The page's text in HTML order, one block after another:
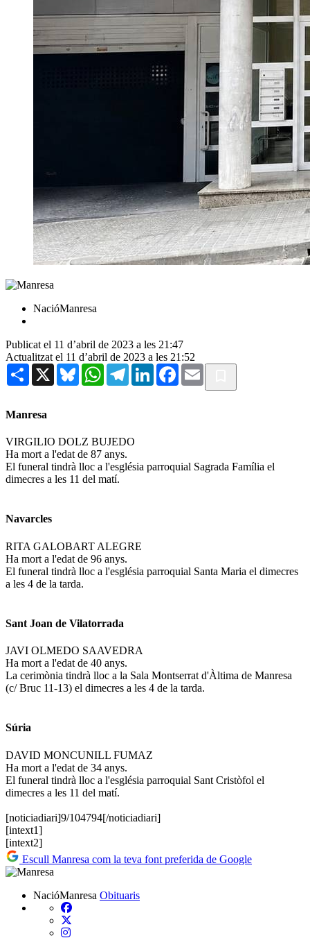
NacióManresa
Publicat el 11 d’abril de 2023 a les 21:47
Actualitzat el 11 d’abril de 2023 a les 21:52
Share X BlueskyWhatsAppTelegramLinkedInFacebook
Email
Manresa
VIRGILIO DOLZ BUJEDO
Ha mort a l'edat de 87 anys.
El funeral tindrà lloc a l'església parroquial Sagrada Família el
dimecres a les 11 del matí.
Navarcles
RITA GALOBART ALEGRE
Ha mort a l'edat de 96 anys.
El funeral tindrà lloc a l'església parroquial Santa Maria el dimecres
a les 4 de la tarda.
Sant Joan de Vilatorrada
JAVI OLMEDO SAAVEDRA
Ha mort a l'edat de 40 anys.
La cerimònia tindrà lloc a la Sala Montserrat d'Àltima de Manresa
(c/ Bruc 11-13) el dimecres a les 4 de la tarda.
Súria
DAVID MONCUNILL FUMAZ
Ha mort a l'edat de 34 anys.
El funeral tindrà lloc a l'església parroquial Sant Cristòfol el
dimecres a les 11 del matí.
[noticiadiari]9/104794[/noticiadiari]
[intext1]
[intext2]
Escull Manresa com la teva font preferida de Google
NacióManresa Obituaris